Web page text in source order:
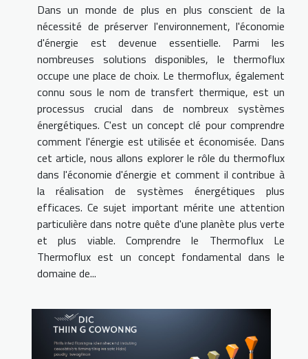
Dans un monde de plus en plus conscient de la
nécessité de préserver l'environnement, l'économie
d'énergie est devenue essentielle. Parmi les
nombreuses solutions disponibles, le thermoflux
occupe une place de choix. Le thermoflux, également
connu sous le nom de transfert thermique, est un
processus crucial dans de nombreux systèmes
énergétiques. C'est un concept clé pour comprendre
comment l'énergie est utilisée et économisée. Dans
cet article, nous allons explorer le rôle du thermoflux
dans l'économie d'énergie et comment il contribue à
la réalisation de systèmes énergétiques plus
efficaces. Ce sujet important mérite une attention
particulière dans notre quête d'une planète plus verte
et plus viable. Comprendre le Thermoflux Le
Thermoflux est un concept fondamental dans le
domaine de...